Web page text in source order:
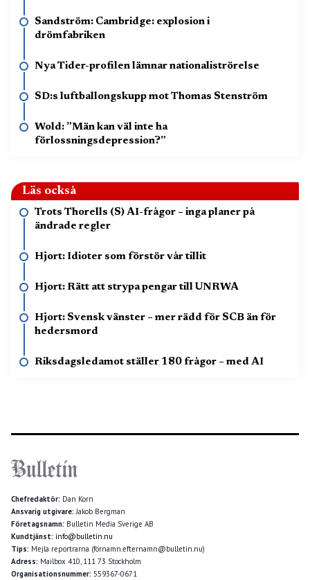
Sandström: Cambridge: explosion i
drömfabriken
Nya Tider-profilen lämnar nationaliströrelse
SD:s luftballongskupp mot Thomas Stenström
Wold: ”Män kan väl inte ha
förlossningsdepression?”
Läs också
Trots Thorells (S) AI-frågor – inga planer på
ändrade regler
Hjort: Idioter som förstör vår tillit
Hjort: Rätt att strypa pengar till UNRWA
Hjort: Svensk vänster – mer rädd för SCB än för
hedersmord
Riksdagsledamot ställer 180 frågor – med AI
Chefredaktör: Dan Korn
Ansvarig utgivare:Jakob Bergman
Företagsnamn: Bulletin Media Sverige AB
Kundtjänst: info@bulletin.nu
Tips: Mejla reportrarna (förnamn.efternamn@bulletin.nu)
Adress: Mailbox 410, 111 73 Stockholm
Organisationsnummer: 559367-0671